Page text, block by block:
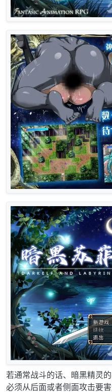
若通常战斗的话、暗黑精灵
必须从后面或者侧面攻击要